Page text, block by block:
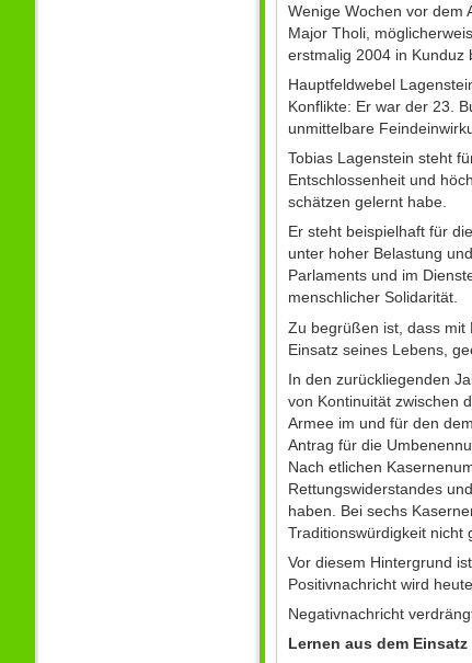
Wenige Wochen vor dem
Major Tholi,
erstmalig 2004 in Kunduz
Hauptfeldwebel
Konflikte: Er war der 23.
unmittelbare
Tobias Lagenstein steht
Entschlossenheit und
schätzen gelernt habe.
Er steht beispielhaft für
unter hoher Belastung
Parlaments und im
menschlicher Solidarität.
Zu begrüßen ist, dass mit
Einsatz seines Lebens,
In den zurückliegenden
von Kontinuität zwischen
Armee im und für den
Antrag für die
Nach etlichen
Rettungswiderstandes
haben. Bei sechs
Traditionswürdigkeit nicht
Vor diesem Hintergrund
Positivnachricht wird
Negativnachricht
Lernen aus dem Einsatz